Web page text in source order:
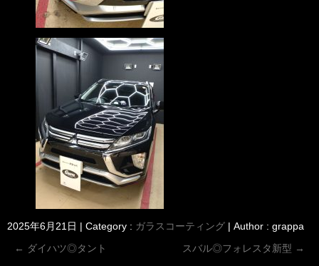
2025年6月21日 | Category : ガラスコーティング | Author : grappa
← ダイハツ◎タント スバル◎フォレスタ新型 →